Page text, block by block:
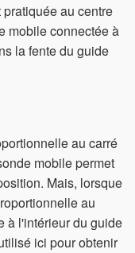
au centre
mobile connectée à
la fente du guide
au carré
mobile permet
Mais, lorsque
au
à l'intérieur du guide
ici pour obtenir